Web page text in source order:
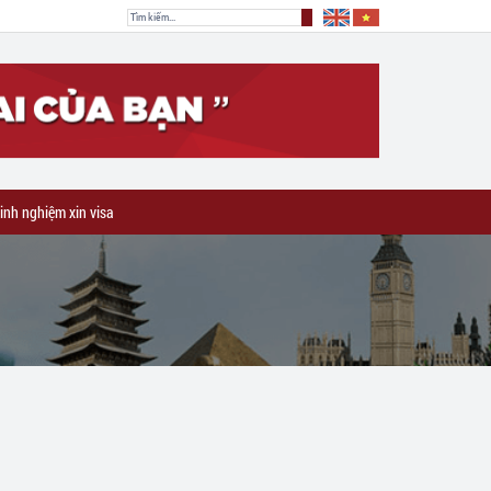
nghiệm xin visa